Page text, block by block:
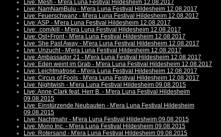
Live: Mesh - M'era Luna Festival Hildesheim 12.08.2017
Live: NamNamBulu - M'era Luna Festival Hildesheim 12.08.2017
Live: Feuerschwanz - M'era Luna Festival Hildesheim 12.08.2017
Live: ASP - M'era Luna Festival Hildesheim 12.08.2017
Live: .com/kill - M'era Luna Festival Hildesheim 12.08.2017
Live: Ost+Front - M'era Luna Festival Hildesheim 12.08.2017
Live: She Past Away - M'era Luna Festival Hildesheim 12.08.2017
Live: Unzucht - M'era Luna Festival Hildesheim 12.08.2017
Live: Ambassador 21 - M'era Luna Festival Hildesheim 12.08.2017
Live: Eden weint im Grab - M'era Luna Festival Hildesheim 12.08.2017
Live: Leichtmatrose - M'era Luna Festival Hildesheim 12.08.2017
Live: Circus of Fools - M'era Luna Festival Hildesheim 12.08.2017
Live: Nightwish - M'era Luna Festival Hildesheim 09.08.2015
Live: Anne Clark feat. Herr B. - M'era Luna Festival Hildesheim
09.08.2015
Live: Einstürzende Neubauten - M'era Luna Festival Hildesheim
09.08.2015
Live: Nachtmahr - M'era Luna Festival Hildesheim 09.08.2015
Live: Mono Inc. - M'era Luna Festival Hildesheim 09.08.2015
Live: Rotersand - M'era Luna Festival Hildesheim 09.08.2015